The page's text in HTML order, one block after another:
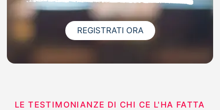
REGISTRATI ORA
LE TESTIMONIANZE DI CHI CE L'HA FATTA